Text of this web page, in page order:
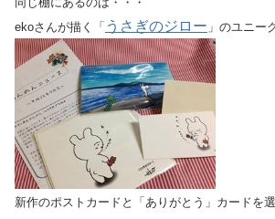
ekoさんが描く「 うさぎのジロー 」のユニー
新作のポストカードと「ありがとう」カードを